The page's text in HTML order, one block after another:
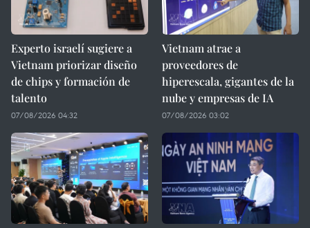
Experto israelí sugiere a
Vietnam priorizar diseño
de chips y formación de
talento
07/08/2026 04:32
Vietnam atrae a
proveedores de
hiperescala, gigantes de la
nube y empresas de IA
07/08/2026 03:02